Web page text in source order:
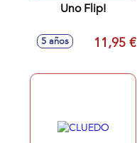
Uno Flip!
5 años 11,95 €